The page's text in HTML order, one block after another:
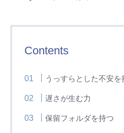
Contents
うっすらとした不安
遅さが生む力
保留フォルダを持つ